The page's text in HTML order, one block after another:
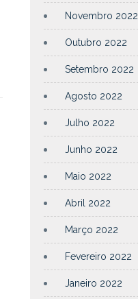
Novembro 2022
Outubro 2022
Setembro 2022
Agosto 2022
Julho 2022
Junho 2022
Maio 2022
Abril 2022
Março 2022
Fevereiro 2022
Janeiro 2022